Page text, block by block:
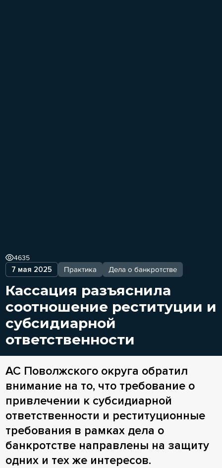
7 мая 2025 Практика Дела о банкротстве
4635
Кассация разъяснила
соотношение реституции и
субсидиарной
ответственности
АС Поволжского округа обратил
внимание на то, что требование о
привлечении к субсидиарной
ответственности и реституционные
требования в рамках дела о
банкротстве направлены на защиту
одних и тех же интересов.